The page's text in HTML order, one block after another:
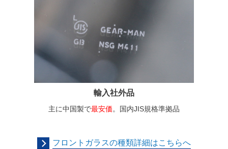
輸入社外品
主に中国製で最安価。国内JIS規格準拠品
フロントガラスの種類詳細はこちらへ